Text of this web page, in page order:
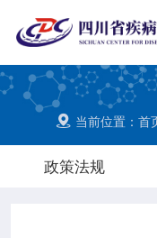
 当前位置：首
政策法规

网站首页
中心概况